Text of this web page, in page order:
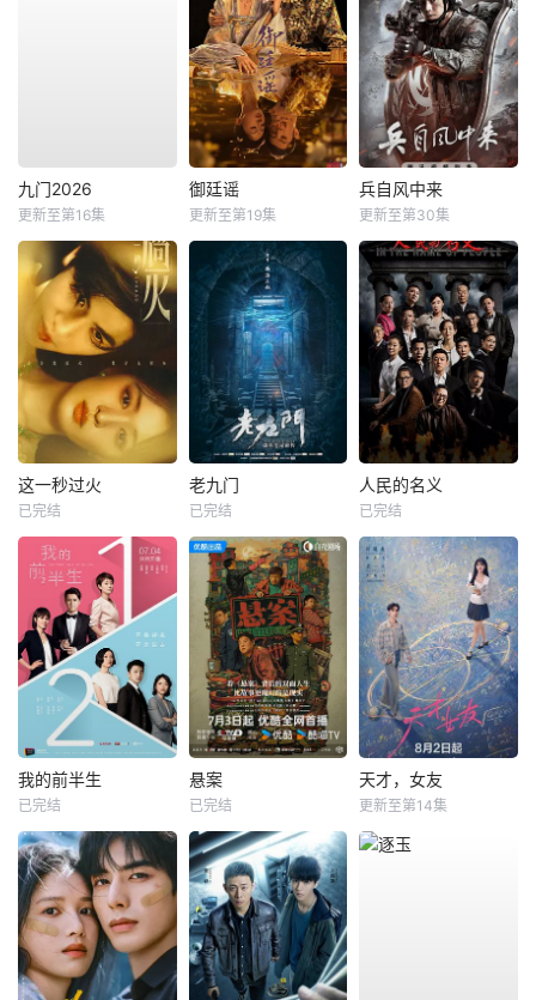
九门2026
更新至第16集
御廷谣
更新至第19集
兵自风中来
更新至第30集
这一秒过火
已完结
老九门
已完结
人民的名义
已完结
我的前半生
已完结
悬案
已完结
天才，女友
更新至第14集